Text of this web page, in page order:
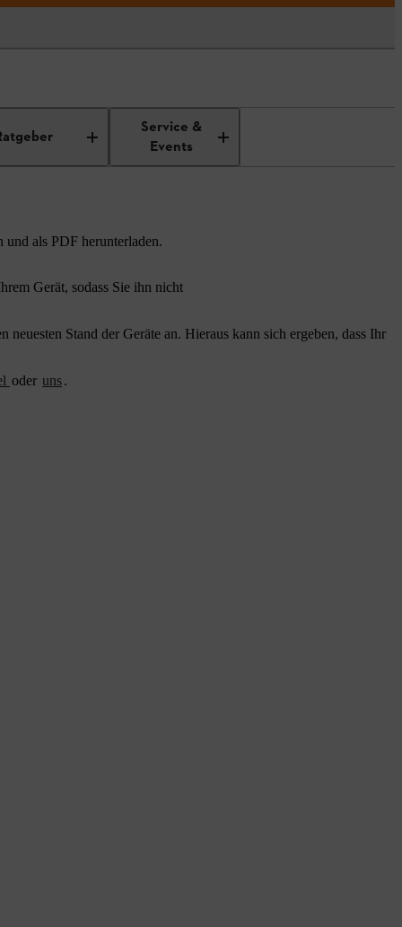
Service &
Events
als PDF herunterladen.
Gerät, sodass Sie ihn nicht
Stand der Geräte an. Hieraus kann sich ergeben, dass Ihr
oder uns.